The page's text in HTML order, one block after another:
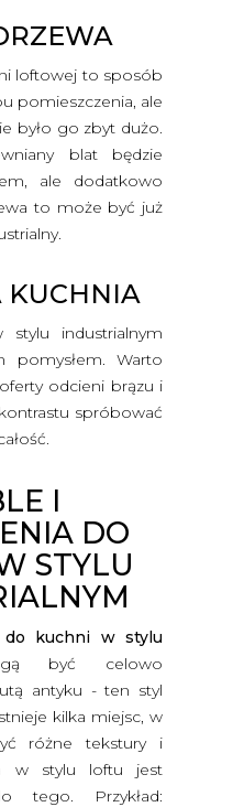
loftowej to sposób
pomieszczenia, ale
było go zbyt dużo.
blat będzie
ale dodatkowo
to może być już
KUCHNIA
stylu industrialnym
pomysłem. Warto
odcieni brązu i
spróbować
I
DO
STYLU
do kuchni w stylu
być celowo
antyku - ten styl
kilka miejsc, w
różne tekstury i
w stylu loftu jest
tego. Przykład: